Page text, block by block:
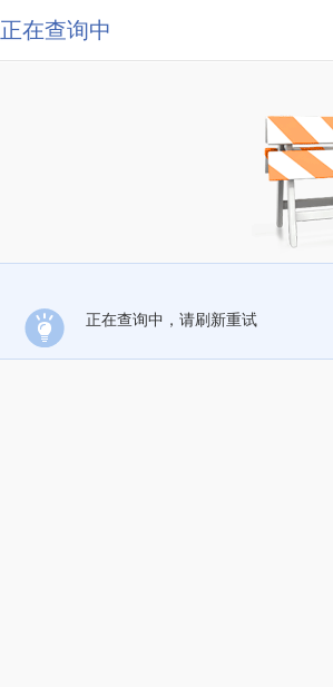
正在查询中
正在查询中，请刷新重试